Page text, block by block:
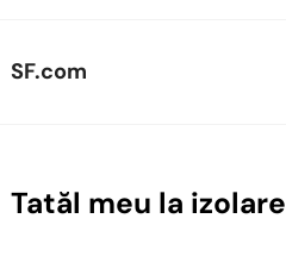
to
SF.com
Tatăl meu la izolare